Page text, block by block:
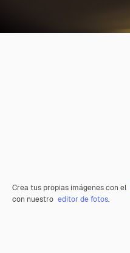
Crea tus propias imágenes con el
con nuestro editor de fotos.